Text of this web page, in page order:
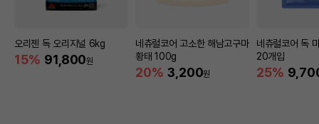
오리젠 독 오리지널 6kg
15% 91,800원
네츄럴코어 고소한 해남고구마
황태 100g
20% 3,200원
네츄럴코어 독
20개입
25%